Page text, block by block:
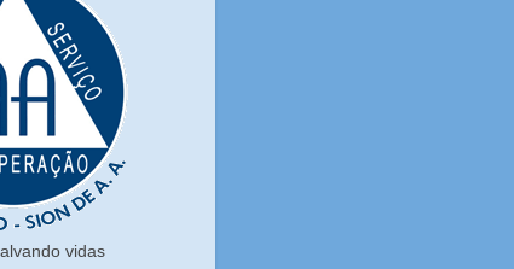
vidas